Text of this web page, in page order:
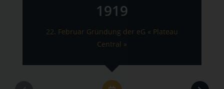
1919
22. Februar Gründung der eG « Plateau
Central »